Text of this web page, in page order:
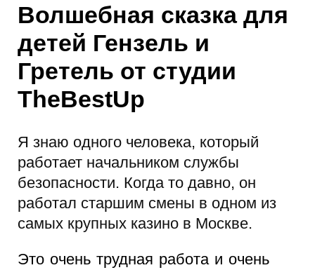
Волшебная сказка для
детей Гензель и
Гретель от студии
TheBestUp
Я знаю одного человека, который
работает начальником службы
безопасности. Когда то давно, он
работал старшим смены в одном из
самых крупных казино в Москве.
Это очень трудная работа и очень